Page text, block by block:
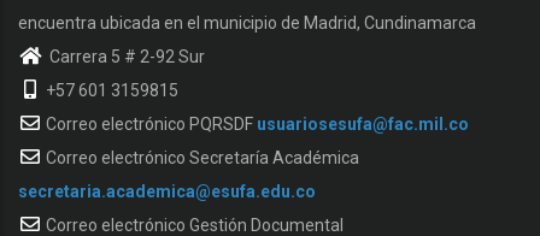
encuentra ubicada en el municipio de Madrid, Cundinamarca
Carrera 5 # 2-92 Sur
+57 601 3159815
Correo electrónico PQRSDF usuariosesufa@fac.mil.co
Correo electrónico Secretaría Académica
secretaria.academica@esufa.edu.co
Correo electrónico Gestión Documental